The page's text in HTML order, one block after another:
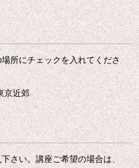
所にチェックを入れてくださ
京近郊
さい。講座ご希望の場合は、